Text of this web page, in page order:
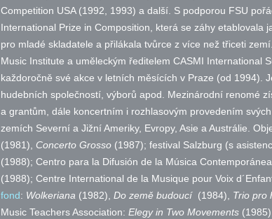
Competition USA (1992, 1993) a další. S podporou FSU
International Prize in Composition, která se záhy etablovala
pro mladé skladatele a přilákala tvůrce z více než třiceti
Music Institute a uměleckým ředitelem CASMI International
každoročně své akce v letních měsících v Praze (od 1994).
hudebních společností, výborů apod.
Mezinárodní renomé
a grantům, dále koncertním i rozhlasovým provedením
zemích Severní a Jižní Ameriky, Evropy, Asie a Austrálie.
(1981), Concerto Grosso (1987); festival Salzburg (s
(1988); Centro para la Difusión de la Música
(1988); Centre International de la Musique pour Voix
fond: Wolkeriana (1982), Do země budoucí (1984), Trio pro
Music Teachers Association: Elegy in Two Movements